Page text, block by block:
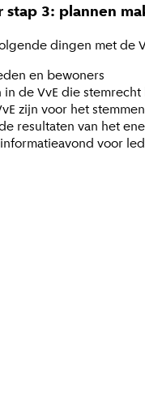
3: plannen
dingen met de
en bewoners
de VvE die
zijn voor het
resultaten van het
voor